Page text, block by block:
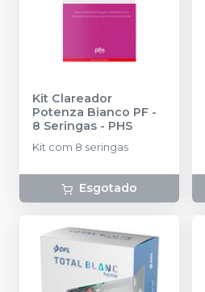
Kit Clareador
Potenza Bianco PF -
8 Seringas - PHS
Kit com 8 seringas
Esgotado